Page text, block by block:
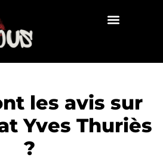
les avis sur
Yves Thuriès
?